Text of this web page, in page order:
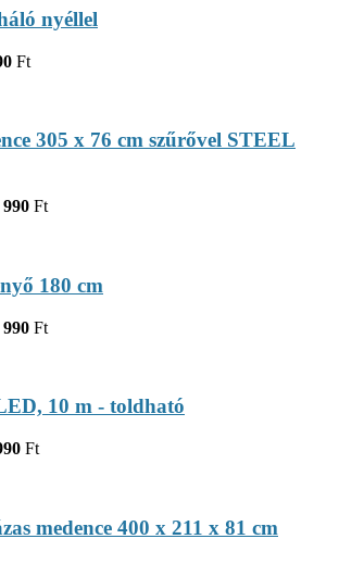
nyéllel
Ft
305 x 76 cm szűrővel STEEL
990 Ft
180 cm
990 Ft
10 m - toldható
Ft
medence 400 x 211 x 81 cm